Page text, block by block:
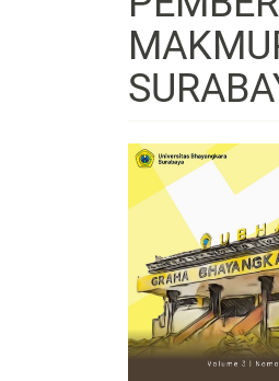
Article
Sidebar